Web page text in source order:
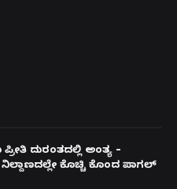
ದುರಂತದಲ್ಲಿ ಅಂತ್ಯ –
ಕೊಚ್ಚಿ ಕೊಂದ ಪಾಗಲ್